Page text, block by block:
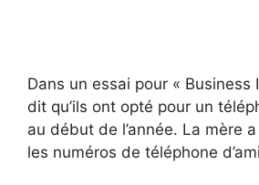
Dans un essai pour « Business
dit qu’ils ont opté pour un
au début de l’année. La mère
les numéros de téléphone